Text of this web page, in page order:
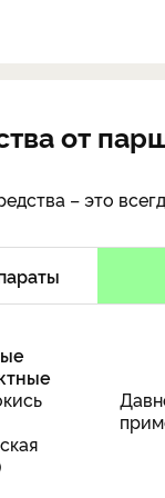
от
– это